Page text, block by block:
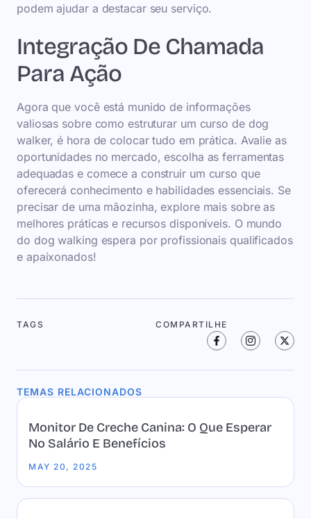
podem ajudar a destacar seu serviço.
Integração De Chamada
Para Ação
Agora que você está munido de informações
valiosas sobre como estruturar um curso de dog
walker, é hora de colocar tudo em prática. Avalie as
oportunidades no mercado, escolha as ferramentas
adequadas e comece a construir um curso que
oferecerá conhecimento e habilidades essenciais. Se
precisar de uma mãozinha, explore mais sobre as
melhores práticas e recursos disponíveis. O mundo
do dog walking espera por profissionais qualificados
e apaixonados!
TAGS COMPARTILHE
TEMAS RELACIONADOS
Monitor De Creche Canina: O Que Esperar
No Salário E Benefícios
MAY 20, 2025